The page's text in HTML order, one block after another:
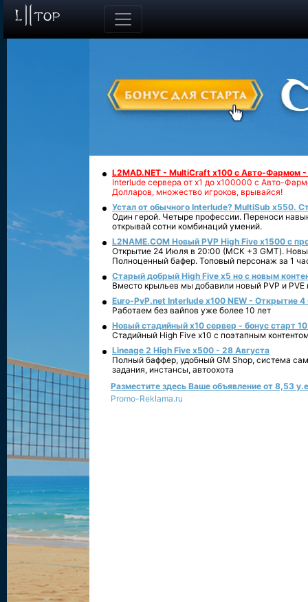
L2MAD.NET - MultiCraft x100 с Авто-Фармом
Interlude сервера от х1 до х100000 с Авто-
Долларов, множество игроков, врывайся!
Устал от обычного Interlude? MultiSub x550.
Один герой. Четыре профессии. Переноси
открывай сотни комбинаций умений.
L2NAME.COM Новый PVP High Five x1500 с
Открытие 24 Июля в 20:00 (МСК +3 GMT).
Полноценный бафер. Топовый персонаж за 1
Старый добрый High Five x5 но с новым
Вместо крыльев мы добавили новый PVP и PVE
Euro-PvP.net Interlude х100 NEW - Открытие 4
Работаем без вайпов уже более 10 лет
Новый стадийный х10 сервер - бонус старт
Стадийный High Five x10 с поэтапным
Lineage 2 High Five x500 - 28 Августа
Полный баффер, удобный GM Shop, система
задания, инстансы, автоохота
Разместите здесь Ваше объявление от 8,53
Promo-Reklama.ru